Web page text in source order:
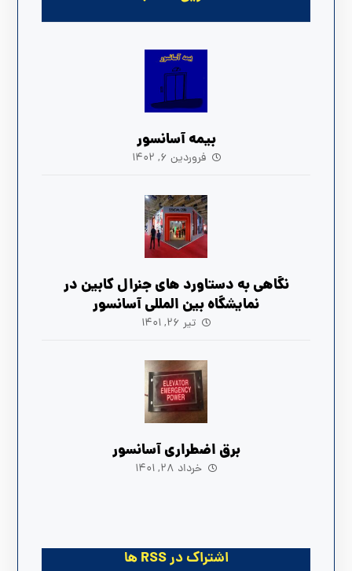
بیمه آسانسور
فروردین ۶, ۱۴۰۲
نگاهی به دستاورد های جنرال کابین در
نمایشگاه بین المللی آسانسور
تیر ۲۶, ۱۴۰۱
برق اضطراری آسانسور
خرداد ۲۸, ۱۴۰۱
اشتراک در RSS ها